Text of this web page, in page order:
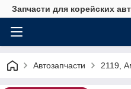
Запчасти для корейских
Автозапчасти 2119,